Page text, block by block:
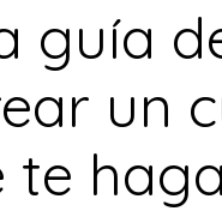
guía
un
te